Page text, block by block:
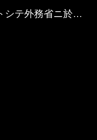
旧英語学校跡清国公使館トシテ外務省ニ於テ借受度ノ件